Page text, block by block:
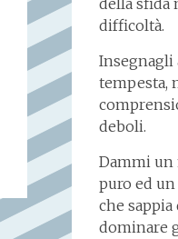
della sfida
difficoltà.
tempesta,
deboli.
Dammi un
puro ed
che
dominare